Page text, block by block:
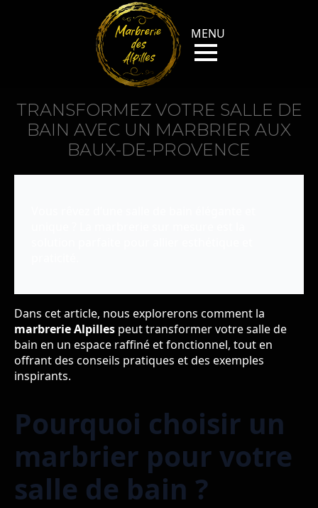
TRANSFORMEZ VOTRE SALLE DE
BAIN AVEC UN MARBRIER AUX
BAUX-DE-PROVENCE
Dans cet article, nous explorerons comment la
marbrerie Alpilles peut transformer votre salle de
bain en un espace raffiné et fonctionnel, tout en
offrant des conseils pratiques et des exemples
inspirants.
Pourquoi choisir un
marbrier pour votre
salle de bain ?